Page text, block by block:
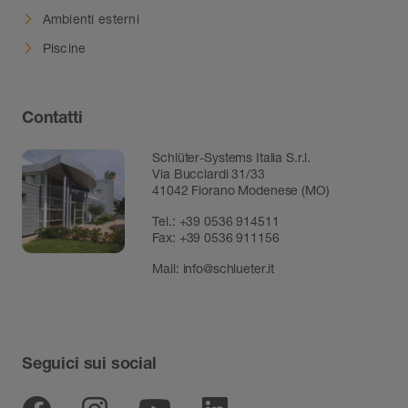
Ambienti esterni
Piscine
Contatti
Schlüter-Systems Italia S.r.l.
Via Bucciardi 31/33
41042 Fiorano Modenese (MO)
Tel.: +39 0536 914511
Fax: +39 0536 911156
Mail: info@schlueter.it
Seguici sui social